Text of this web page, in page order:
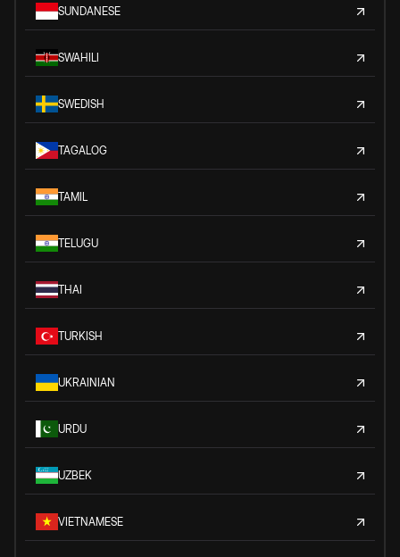
SUNDANESE
SWAHILI
SWEDISH
TAGALOG
TAMIL
TELUGU
THAI
TURKISH
UKRAINIAN
URDU
UZBEK
VIETNAMESE